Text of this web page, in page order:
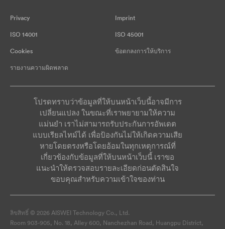
Privacy Imprint
ISO 14001 ISO 45001
Cookies ข้อตกลงการให้บริการ
รายงานความผิดพลาด
โปรดทราบว่าข้อมูลที่ให้บนหน้าเว็บนี้อาจมีการ
เปลี่ยนแปลง ในขณะที่เราพยายามให้ความ
แม่นยำ เราไม่สามารถรับประกันการอัพเดต
แบบเรียลไทม์ได้ เพื่อป้องกันไม่ให้เกิดความเสีย
หายโดยตรงหรือโดยอ้อมในทุกเหตุการณ์ที่
เกี่ยวข้องกับข้อมูลที่ให้บนหน้าเว็บนี้ เราขอ
แนะนำให้ตรวจสอบรายละเอียดก่อนตัดสินใจ
ขอบคุณสำหรับความเข้าใจของท่าน
ลิขสิทธิ์ © 2026 AISWEI Technology Co., Ltd.
Room 903-905, No. 18, Alley 600, Nanchezhan Road, Huangpu District,